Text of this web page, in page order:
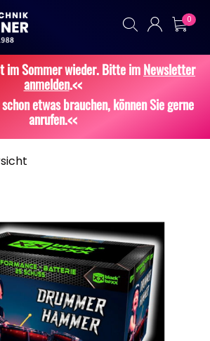
0
im Sommer wieder. Bitte imNewsletter
anmelden.<<
etwas brauchen, können Sie gerne
anrufen.<<